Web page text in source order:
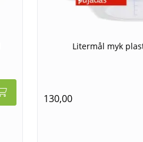
Litermål myk
130,00